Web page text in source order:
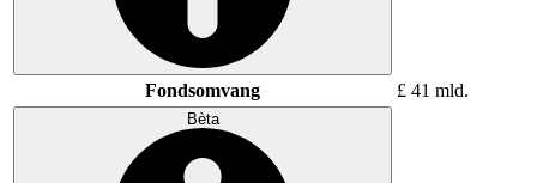
Fondsomvang £ 41 mld.
Bèta